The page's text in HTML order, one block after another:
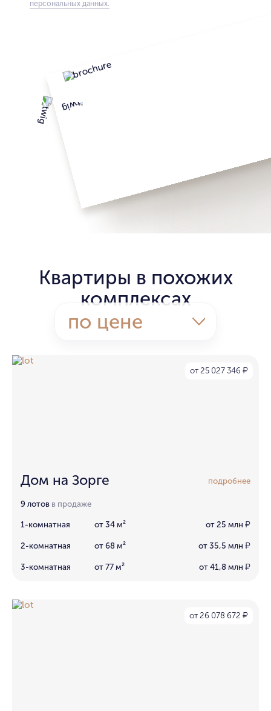
персональных данных.
Квартиры в похожих
комплексах
по цене
от 25 027 346 ₽
Дом на Зорге подробнее
9 лотов в продаже
1-комнатная от 34 м² от 25 млн ₽
2-комнатная от 68 м² от 35,5 млн ₽
3-комнатная от 77 м² от 41,8 млн ₽
от 26 078 672 ₽